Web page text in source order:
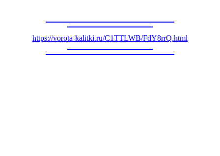
https://vorota-kalitki.ru/C1TTLWB/FdY8rrQ.html